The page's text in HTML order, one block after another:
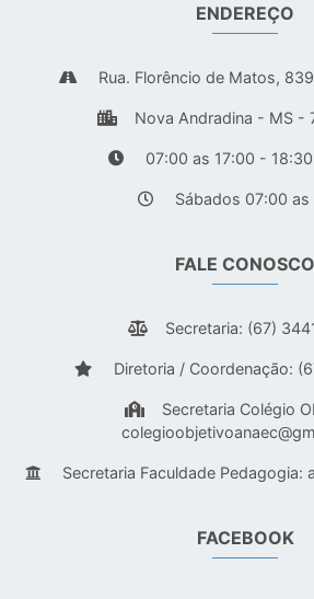
ENDEREÇO
Rua. Florêncio de Matos,
Nova Andradina - MS -
07:00 as 17:00 -
Sábados 07:00 as
FALE CONOSCO
Secretaria: (67)
Diretoria / Coordenação:
Secretaria Colégio
Secretaria Faculdade Pedagogia:
FACEBOOK